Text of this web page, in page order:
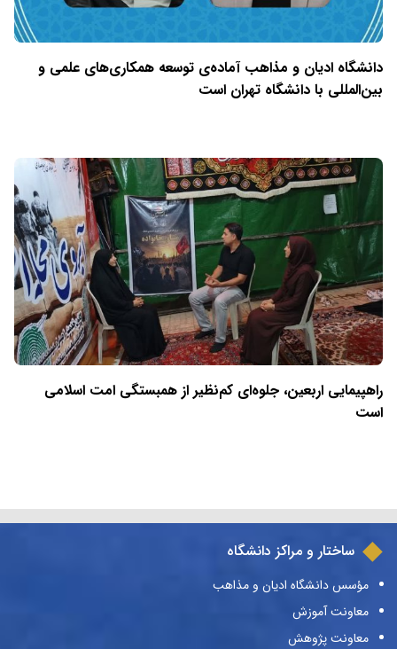
دانشگاه ادیان و مذاهب آماده‌ی توسعه همکاری‌های علمی و
بین‌المللی با دانشگاه تهران است
راهپیمایی اربعین، جلوه‌ای کم‌نظیر از همبستگی امت اسلامی
است
ساختار و مراکز دانشگاه
مؤسس دانشگاه ادیان و مذاهب
معاونت آموزش
معاونت پژوهش